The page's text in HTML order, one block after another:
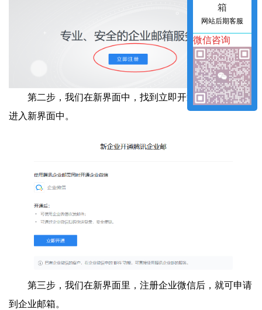
第二步，我们在新界面中，找到立即开通按钮，点击它
进入新界面中 。
第三步，我们在新界面里，注册企业微信后，就可申请
到企业邮箱。
网站后期客服
微信咨询